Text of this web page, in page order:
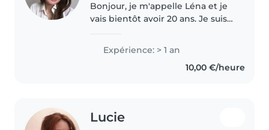
Bonjour, je m'appelle Léna et je
vais bientôt avoir 20 ans. Je suis
douce et responsable. J'ai 6
petits frères de tous les âges,
dont je me suis beaucoup..
Expérience: > 1 an
10,00 €/heure
Lucie